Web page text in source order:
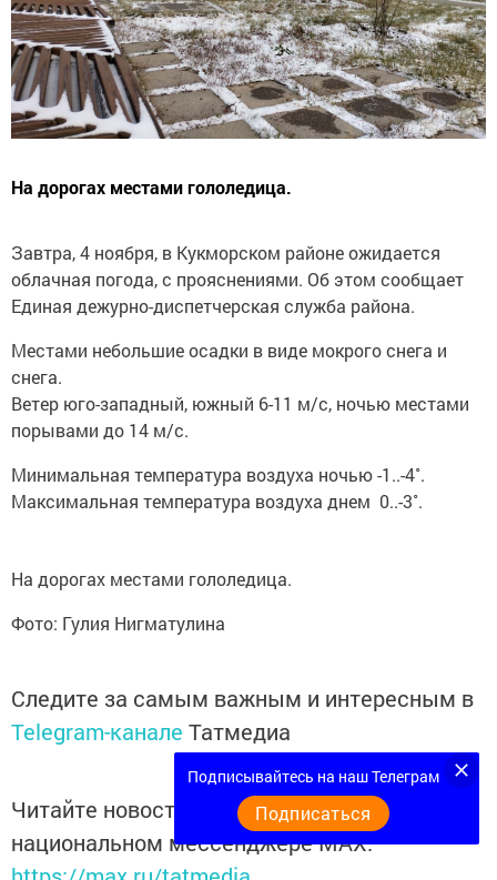
На дорогах местами гололедица.
Завтра, 4 ноября, в Кукморском районе ожидается
облачная погода, с прояснениями. Об этом сообщает
Единая дежурно-диспетчерская служба района.
Местами небольшие осадки в виде мокрого снега и
снега.
Ветер юго-западный, южный 6-11 м/с, ночью местами
порывами до 14 м/с.
Минимальная температура воздуха ночью -1..-4˚.
Максимальная температура воздуха днем 0..-3˚.
На дорогах местами гололедица.
Фото: Гулия Нигматулина
Следите за самым важным и интересным в
Telegram-канале Татмедиа
Читайте новости Татарстана в
национальном мессенджере MАХ:
Подписывайтесь на наш Телеграм
Подписаться